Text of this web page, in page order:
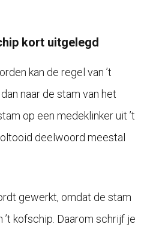
kort uitgelegd
kan de regel van ’t
naar de stam van het
op een medeklinker uit ’t
deelwoord meestal
gewerkt, omdat de stam
kofschip. Daarom schrijf je